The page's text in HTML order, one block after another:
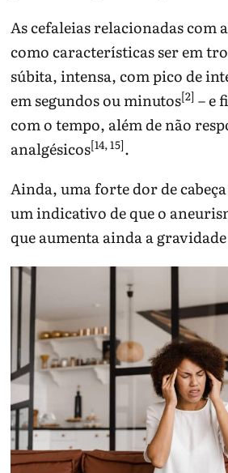
As cefaleias relacionadas com
como características ser em
súbita, intensa, com pico de
em segundos ou minutos[2] – e
com o tempo, além de não
analgésicos[14, 15].
Ainda, uma forte dor de
um indicativo de que o
que aumenta ainda a